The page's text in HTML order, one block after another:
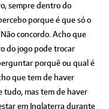
sempre dentro do
porque é que só o
concordo. Acho que
do jogo pode trocar
porquê ou qual é
que tem de haver
tudo, mas tem de haver
em Inglaterra durante